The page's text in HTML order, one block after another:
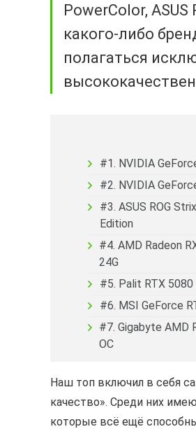
PowerColor,
какого-либо
полагаться
#1. NVIDIA
#2. NVIDIA
#3. ASUS ROG
Edition
#4. AMD Radeon
24G
#5. Palit RTX 5080
#6. MSI GeForce
#7. Gigabyte AMD
OC
Наш топ включил в себя
качество». Среди них
которые всё ещё